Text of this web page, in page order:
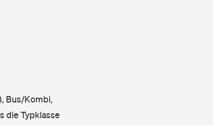
Bus/Kombi,
die Typklasse